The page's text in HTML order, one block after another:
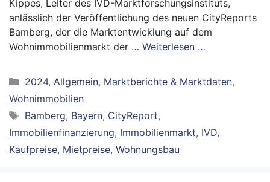
Kippes, Leiter des IVD-Marktforschungsinstituts,
anlässlich der Veröffentlichung des neuen CityReports
Bamberg, der die Marktentwicklung auf dem
Wohnimmobilienmarkt der … Weiterlesen …
Kategorien
2024, Allgemein, Marktberichte & Marktdaten,
Wohnimmobilien
Schlagwörter
Bamberg, Bayern, CityReport,
Immobilienfinanzierung, Immobilienmarkt, IVD,
Kaufpreise, Mietpreise, Wohnungsbau